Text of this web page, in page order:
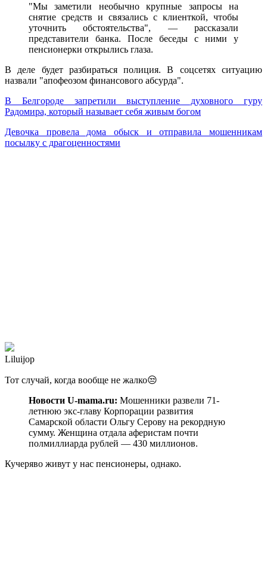
"Мы заметили необычно крупные запросы на
снятие средств и связались с клиенткой, чтобы
уточнить обстоятельства", — рассказали
представители банка. После беседы с ними у
пенсионерки открылись глаза.
В деле будет разбираться полиция. В соцсетях ситуацию
назвали "апофеозом финансового абсурда".
В Белгороде запретили выступление духовного гуру
Радомира, который называет себя живым богом
Девочка провела дома обыск и отправила мошенникам
посылку с драгоценностями
Liluijop
Тот случай, когда вообще не жалко😒
Новости U-mama.ru: Мошенники развели 71-
летнюю экс-главу Корпорации развития
Самарской области Ольгу Серову на рекордную
сумму. Женщина отдала аферистам почти
полмиллиарда рублей — 430 миллионов.
Кучеряво живут у нас пенсионеры, однако.